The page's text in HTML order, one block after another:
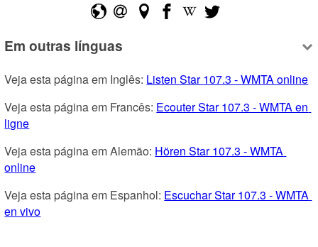
Em outras línguas
Veja esta página em Inglês: Listen Star 107.3 - WMTA online
Veja esta página em Francês: Ecouter Star 107.3 - WMTA en
ligne
Veja esta página em Alemão: Hören Star 107.3 - WMTA
online
Veja esta página em Espanhol: Escuchar Star 107.3 - WMTA
en vivo